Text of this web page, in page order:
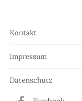
Kontakt
Impressum
Datenschutz